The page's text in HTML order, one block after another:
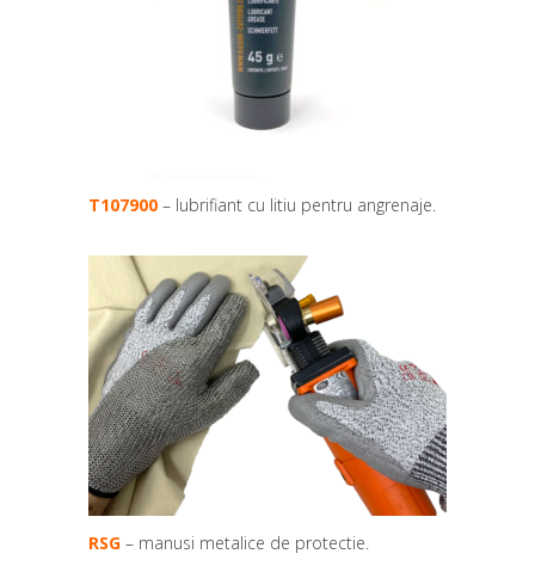
T107900 – lubrifiant cu litiu pentru angrenaje.
RSG – manusi metalice de protectie.